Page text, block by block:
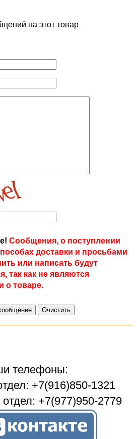
на этот товар
Сообщения, о поступлении
доставки и просьбами
или написать будут
так как не являются
о товаре.
телефоны:
+7(916)850-1321
+7(977)950-2779